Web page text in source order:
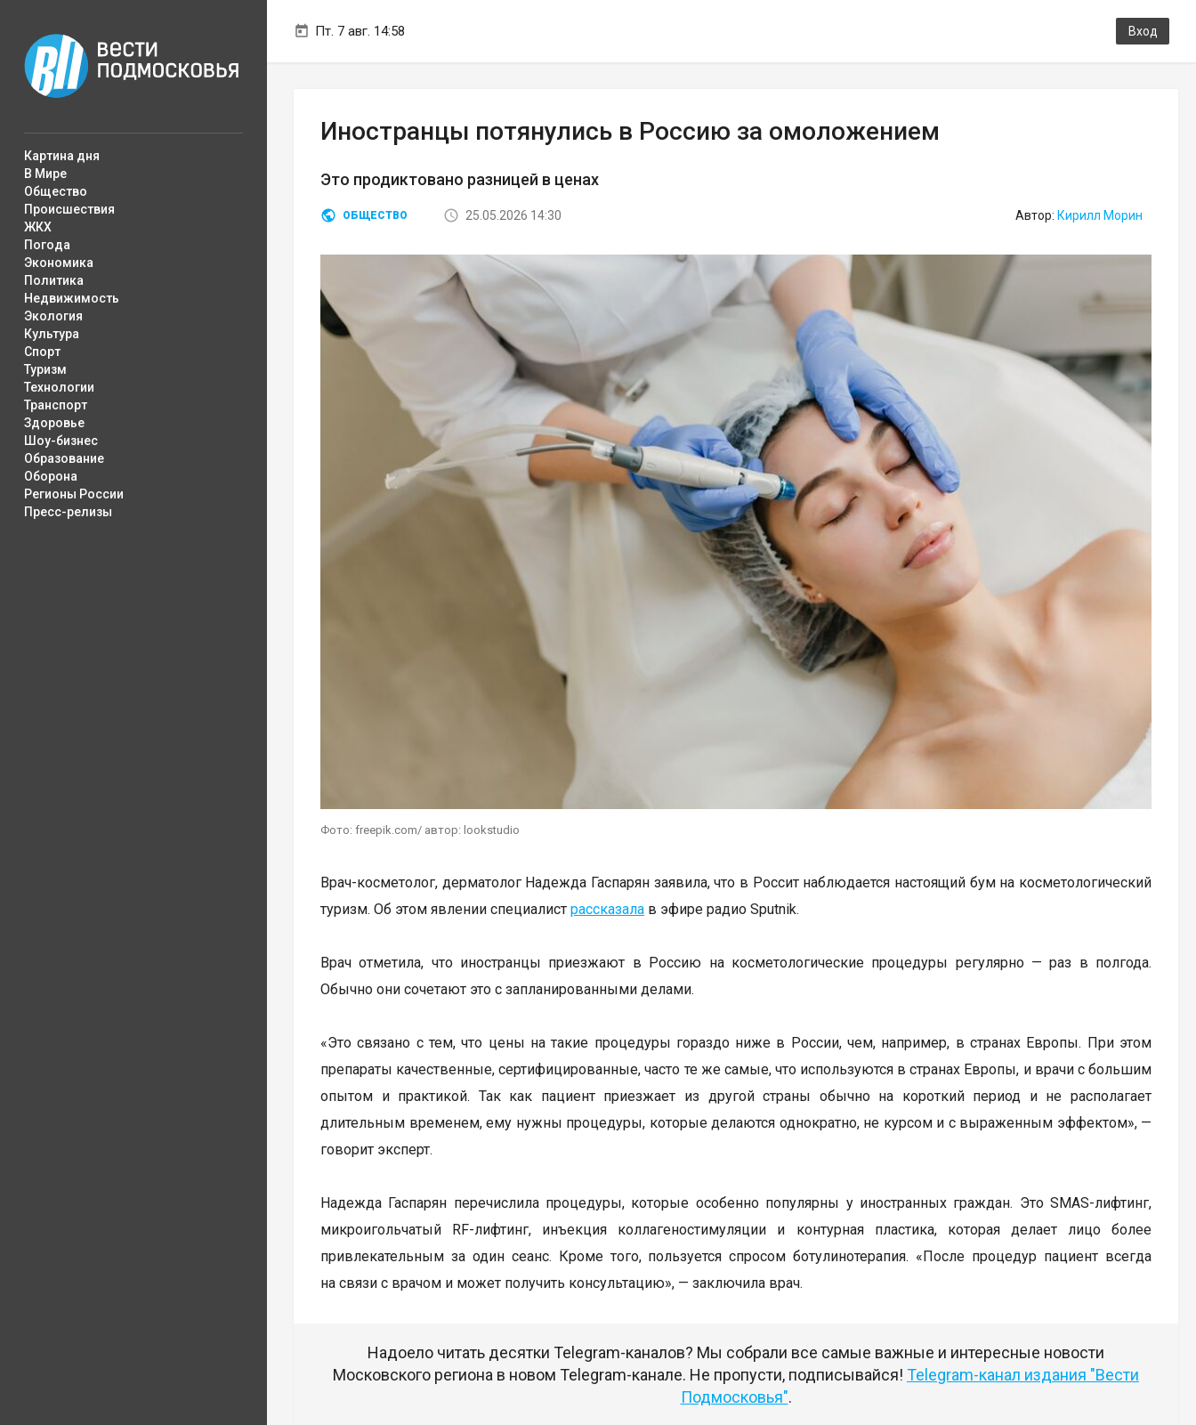
Пт. 7 авг. 14:58 Вход
Картина дня
В Мире
Общество
Происшествия
ЖКХ
Погода
Экономика
Политика
Недвижимость
Экология
Культура
Спорт
Туризм
Технологии
Транспорт
Здоровье
Шоу-бизнес
Образование
Оборона
Регионы России
Пресс-релизы
Иностранцы потянулись в Россию за омоложением
Это продиктовано разницей в ценах
ОБЩЕСТВО 25.05.2026 14:30 Автор: Кирилл Морин
Фото: freepik.com/ автор: lookstudio
Врач-косметолог, дерматолог Надежда Гаспарян заявила, что в Россит наблюдается настоящий бум на косметологический
туризм. Об этом явлении специалист рассказала в эфире радио Sputnik.
Врач отметила, что иностранцы приезжают в Россию на косметологические процедуры регулярно — раз в полгода.
Обычно они сочетают это с запланированными делами.
«Это связано с тем, что цены на такие процедуры гораздо ниже в России, чем, например, в странах Европы. При этом
препараты качественные, сертифицированные, часто те же самые, что используются в странах Европы, и врачи с большим
опытом и практикой. Так как пациент приезжает из другой страны обычно на короткий период и не располагает
длительным временем, ему нужны процедуры, которые делаются однократно, не курсом и с выраженным эффектом», —
говорит эксперт.
Надежда Гаспарян перечислила процедуры, которые особенно популярны у иностранных граждан. Это SMAS-лифтинг,
микроигольчатый RF-лифтинг, инъекция коллагеностимуляции и контурная пластика, которая делает лицо более
привлекательным за один сеанс. Кроме того, пользуется спросом ботулинотерапия. «После процедур пациент всегда
на связи с врачом и может получить консультацию», — заключила врач.
Надоело читать десятки Telegram-каналов? Мы собрали все самые важные и интересные новости
Московского региона в новом Telegram-канале. Не пропусти, подписывайся! Telegram-канал издания "Вести
Подмосковья".